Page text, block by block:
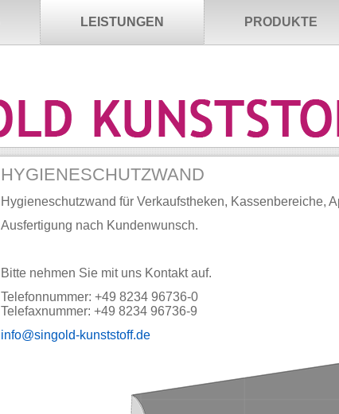
LEISTUNGEN PRODUKTE
HYGIENESCHUTZWAND
Hygieneschutzwand für Verkaufstheken, Kassenbereiche,
Ausfertigung nach Kundenwunsch.
Bitte nehmen Sie mit uns Kontakt auf.
Telefonnummer: +49 8234 96736-0
Telefaxnummer: +49 8234 96736-9
info@singold-kunststoff.de